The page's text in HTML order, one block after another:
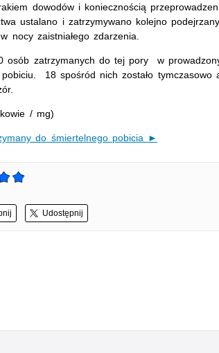
dowodów i koniecznością
ustalano i zatrzymywano kolejno
nocy zaistniałego zdarzenia.
osób zatrzymanych do tej pory w
18 spośród nich zostało tymczasowo
/ mg)
do śmiertelnego pobicia ►
Udostępnij